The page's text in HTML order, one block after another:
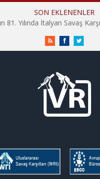
SON EKLENENLER
RSS FacebookTwitter